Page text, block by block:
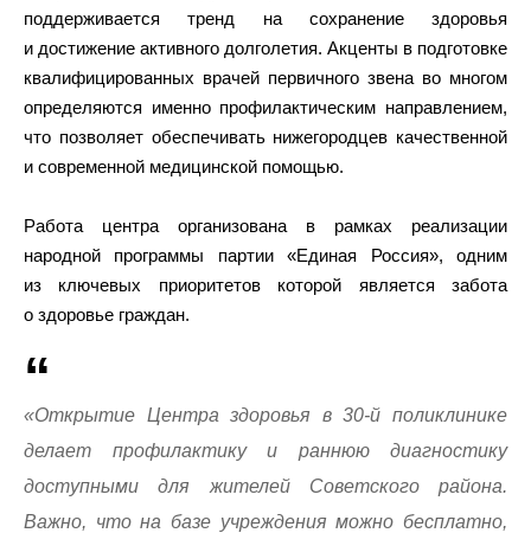
поддерживается тренд на сохранение здоровья
и достижение активного долголетия. Акценты в подготовке
квалифицированных врачей первичного звена во многом
определяются именно профилактическим направлением,
что позволяет обеспечивать нижегородцев качественной
и современной медицинской помощью.
Работа центра организована в рамках реализации
народной программы партии «Единая Россия», одним
из ключевых приоритетов которой является забота
о здоровье граждан.
«Открытие Центра здоровья в 30-й поликлинике
делает профилактику и раннюю диагностику
доступными для жителей Советского района.
Важно, что на базе учреждения можно бесплатно,